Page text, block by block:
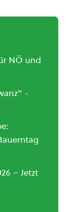
NÖ und
-
– Jetzt